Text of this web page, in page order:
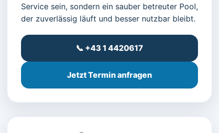
Service sein, sondern ein sauber betreuter Pool,
der zuverlässig läuft und besser nutzbar bleibt.
📞 +43 1 4420617
Jetzt Termin anfragen